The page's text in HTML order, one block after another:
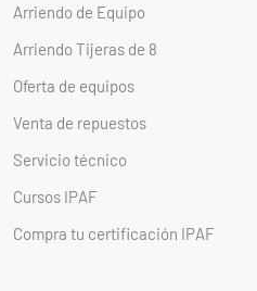
Arriendo de Equipo
Arriendo Tijeras de 8
Oferta de equipos
Venta de repuestos
Servicio técnico
Cursos IPAF
Compra tu certificación IPAF